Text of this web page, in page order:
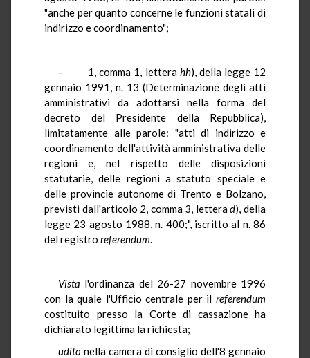
"anche per quanto concerne le funzioni statali di
indirizzo e coordinamento";
- 1, comma 1, lettera hh), della legge 12
gennaio 1991, n. 13 (Determinazione degli atti
amministrativi da adottarsi nella forma del
decreto del Presidente della Repubblica),
limitatamente alle parole: "atti di indirizzo e
coordinamento dell'attività amministrativa delle
regioni e, nel rispetto delle disposizioni
statutarie, delle regioni a statuto speciale e
delle provincie autonome di Trento e Bolzano,
previsti dall'articolo 2, comma 3, letterad), della
legge 23 agosto 1988, n. 400;", iscritto al n. 86
del registro referendum.
Vista l'ordinanza del 26-27 novembre 1996
con la quale l'Ufficio centrale per il referendum
costituito presso la Corte di cassazione ha
dichiarato legittima la richiesta;
udito nella camera di consiglio dell'8 gennaio